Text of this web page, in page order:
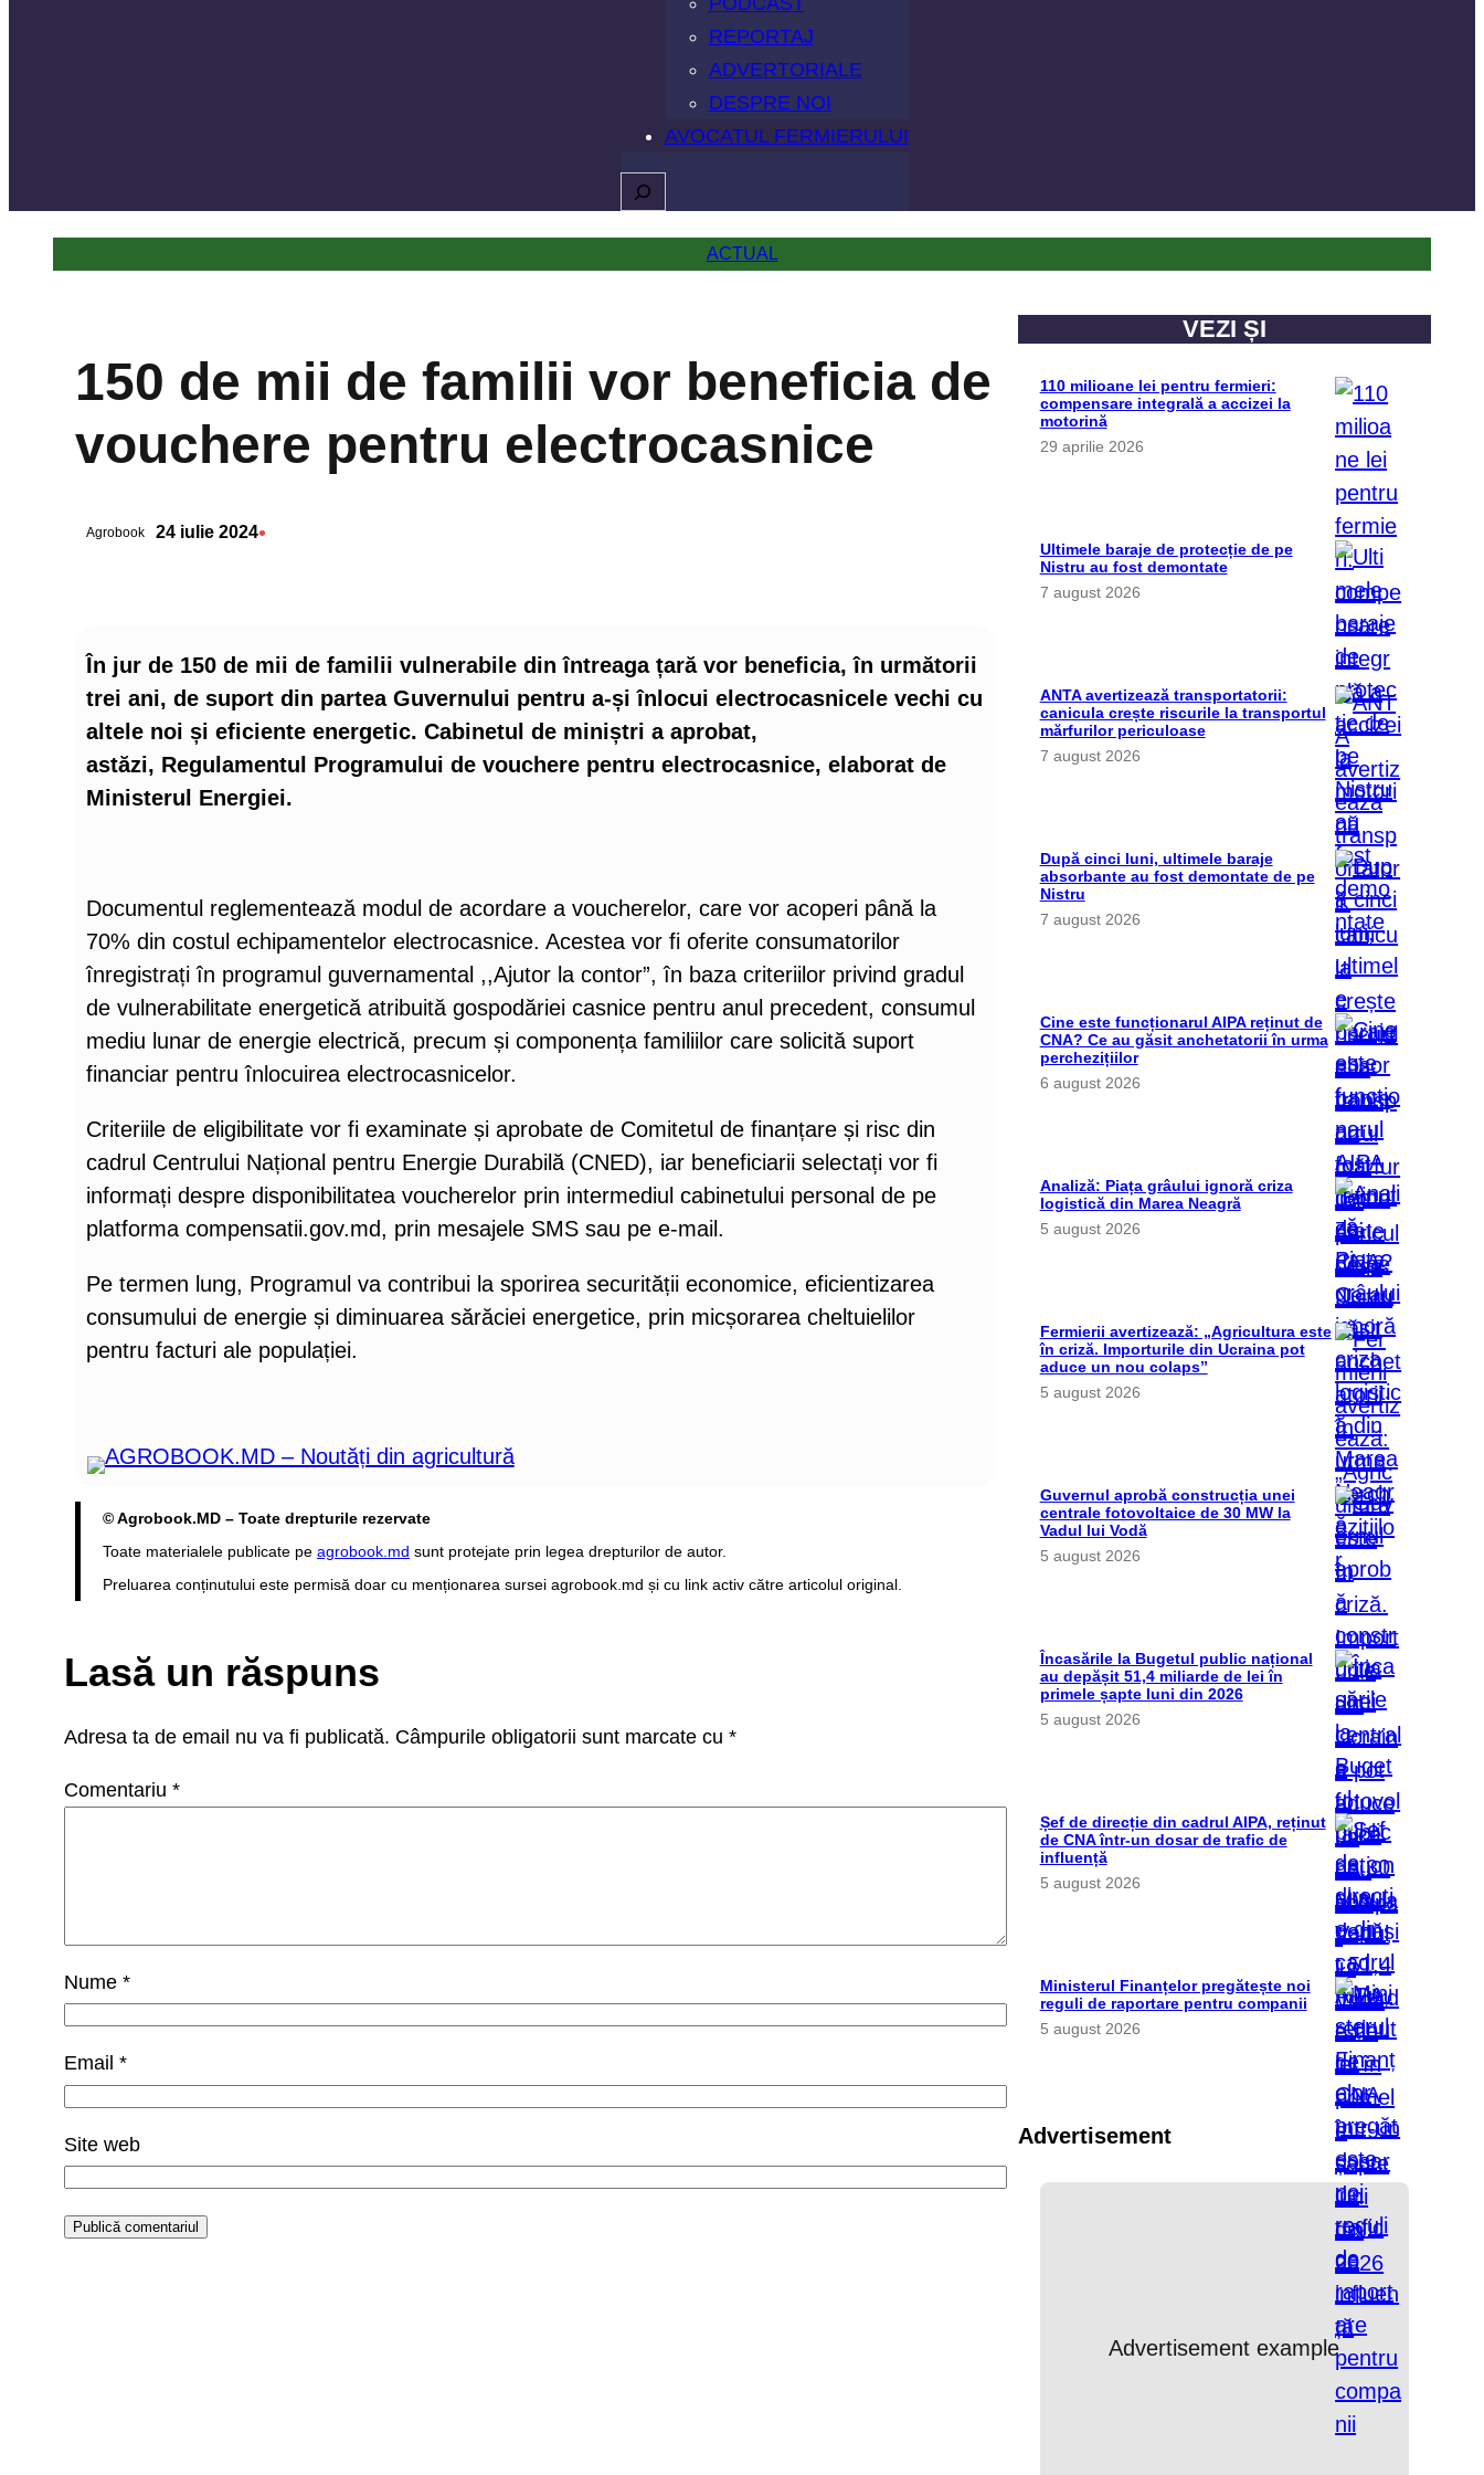
REPORTAJ
ADVERTORIALE
DESPRE NOI
AVOCATUL FERMIERULUI
Caută
ACTUAL
150 de mii de familii vor beneficia de
vouchere pentru electrocasnice
Agrobook 24 iulie 2024•
În jur de 150 de mii de familii vulnerabile din întreaga țară vor beneficia, în următorii
trei ani, de suport din partea Guvernului pentru a-și înlocui electrocasnicele vechi cu
altele noi și eficiente energetic. Cabinetul de miniștri a aprobat,
astăzi, Regulamentul Programului de vouchere pentru electrocasnice, elaborat de
Ministerul Energiei.
Documentul reglementează modul de acordare a voucherelor, care vor acoperi până la
70% din costul echipamentelor electrocasnice. Acestea vor fi oferite consumatorilor
înregistrați în programul guvernamental ,,Ajutor la contor”, în baza criteriilor privind gradul
de vulnerabilitate energetică atribuită gospodăriei casnice pentru anul precedent, consumul
mediu lunar de energie electrică, precum și componența familiilor care solicită suport
financiar pentru înlocuirea electrocasnicelor.
Criteriile de eligibilitate vor fi examinate și aprobate de Comitetul de finanțare și risc din
cadrul Centrului Național pentru Energie Durabilă (CNED), iar beneficiarii selectați vor fi
informați despre disponibilitatea voucherelor prin intermediul cabinetului personal de pe
platforma compensatii.gov.md, prin mesajele SMS sau pe e-mail.
Pe termen lung, Programul va contribui la sporirea securității economice, eficientizarea
consumului de energie și diminuarea sărăciei energetice, prin micșorarea cheltuielilor
pentru facturi ale populației.
© Agrobook.MD – Toate drepturile rezervate
Toate materialele publicate pe agrobook.md sunt protejate prin legea drepturilor de autor.
Preluarea conținutului este permisă doar cu menționarea sursei agrobook.md și cu link activ către articolul original.
Lasă un răspuns
Adresa ta de email nu va fi publicată. Câmpurile obligatorii sunt marcate cu *
Comentariu *
Nume *
Email *
Site web
VEZI ȘI
110 milioane lei pentru fermieri:
compensare integrală a accizei la
motorină
29 aprilie 2026
Ultimele baraje de protecție de pe
Nistru au fost demontate
7 august 2026
ANTA avertizează transportatorii:
canicula crește riscurile la transportul
mărfurilor periculoase
7 august 2026
După cinci luni, ultimele baraje
absorbante au fost demontate de pe
Nistru
7 august 2026
Cine este funcționarul AIPA reținut de
CNA? Ce au găsit anchetatorii în urma
perchezițiilor
6 august 2026
Analiză: Piața grâului ignoră criza
logistică din Marea Neagră
5 august 2026
Fermierii avertizează: „Agricultura este
în criză. Importurile din Ucraina pot
aduce un nou colaps”
5 august 2026
Guvernul aprobă construcția unei
centrale fotovoltaice de 30 MW la
Vadul lui Vodă
5 august 2026
Încasările la Bugetul public național
au depășit 51,4 miliarde de lei în
primele șapte luni din 2026
5 august 2026
Șef de direcție din cadrul AIPA, reținut
de CNA într-un dosar de trafic de
influență
5 august 2026
Ministerul Finanțelor pregătește noi
reguli de raportare pentru companii
5 august 2026
Advertisement
Advertisement example